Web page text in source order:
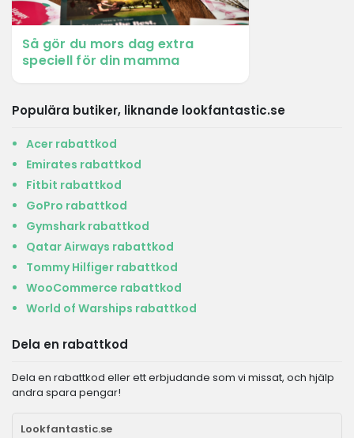
Så gör du mors dag extra
speciell för din mamma
Populära butiker, liknande lookfantastic.se
Acer rabattkod
Emirates rabattkod
Fitbit rabattkod
GoPro rabattkod
Gymshark rabattkod
Qatar Airways rabattkod
Tommy Hilfiger rabattkod
WooCommerce rabattkod
World of Warships rabattkod
Dela en rabattkod
Dela en rabattkod eller ett erbjudande som vi missat, och hjälp
andra spara pengar!